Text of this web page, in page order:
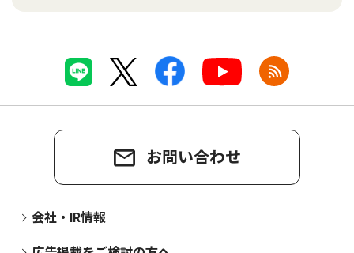
お問い合わせ
会社・IR情報